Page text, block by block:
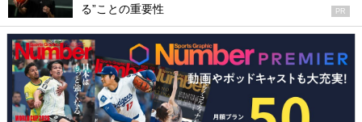
る”ことの重要性
PR